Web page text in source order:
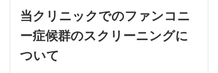
当クリニックでのファンコニ
ー症候群のスクリーニングに
ついて